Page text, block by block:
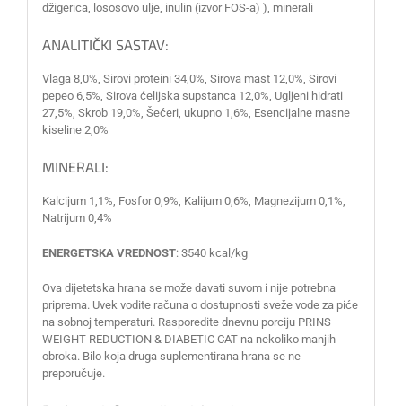
džigerica, lososovo ulje, inulin (izvor FOS-a) ), minerali
ANALITIČKI SASTAV:
Vlaga 8,0%, Sirovi proteini 34,0%, Sirova mast 12,0%, Sirovi
pepeo 6,5%, Sirova ćelijska supstanca 12,0%, Ugljeni hidrati
27,5%, Skrob 19,0%, Šećeri, ukupno 1,6%, Esencijalne masne
kiseline 2,0%
MINERALI:
Kalcijum 1,1%, Fosfor 0,9%, Kalijum 0,6%, Magnezijum 0,1%,
Natrijum 0,4%
ENERGETSKA VREDNOST: 3540 kcal/kg
Ova dijetetska hrana se može davati suvom i nije potrebna
priprema. Uvek vodite računa o dostupnosti sveže vode za piće
na sobnoj temperaturi. Rasporedite dnevnu porciju PRINS
WEIGHT REDUCTION & DIABETIC CAT na nekoliko manjih
obroka. Bilo koja druga suplementirana hrana se ne
preporučuje.